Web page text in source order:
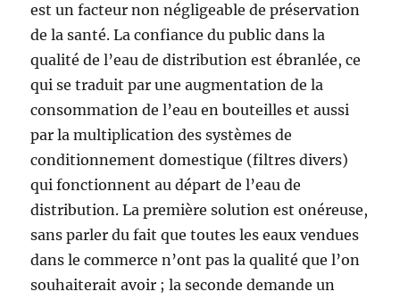
est un facteur non négligeable de préservation
de la santé. La confiance du public dans la
qualité de l’eau de distribution est ébranlée, ce
qui se traduit par une augmentation de la
consommation de l’eau en bouteilles et aussi
par la multiplication des systèmes de
conditionnement domestique (filtres divers)
qui fonctionnent au départ de l’eau de
distribution. La première solution est onéreuse,
sans parler du fait que toutes les eaux vendues
dans le commerce n’ont pas la qualité que l’on
souhaiterait avoir ; la seconde demande un